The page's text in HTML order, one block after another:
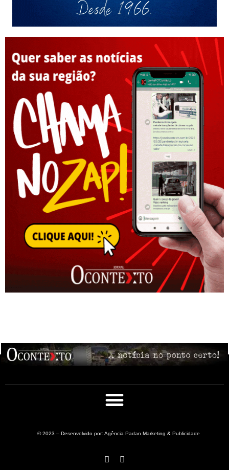
© 2023 – Desenvolvido por: Agência Padan Marketing & Publicidade